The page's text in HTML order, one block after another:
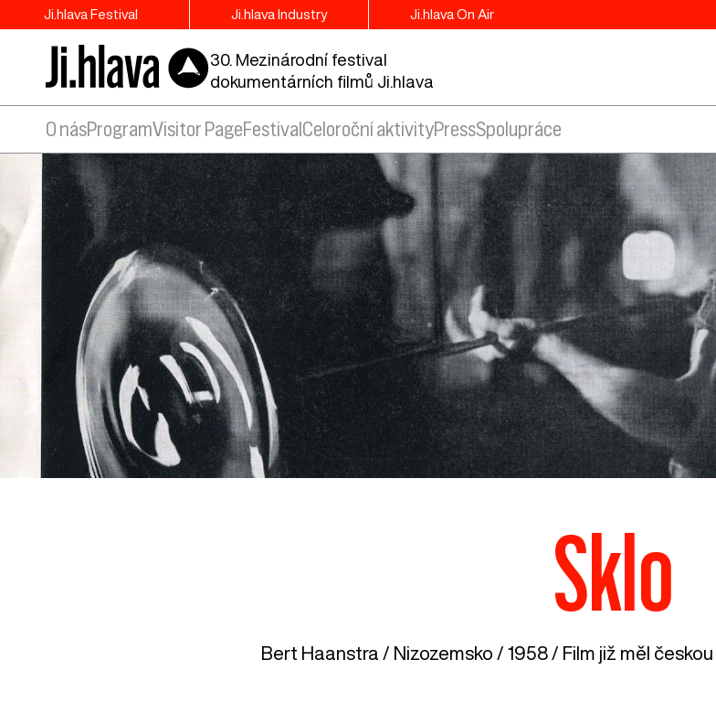
Ji.hlava Festival Ji.hlava Industry Ji.hlava On Air
30. Mezinárodní festival
dokumentárních filmů Ji.hlava
O násProgramVisitor PageFestival Celoroční aktivityPressSpolupráce
Sklo
Bert Haanstra / Nizozemsko / 1958 / Film již měl